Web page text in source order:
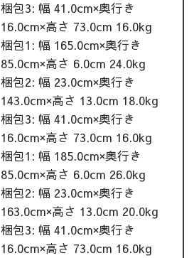
梱包3: 幅 41.0cm×奥行き
16.0cm×高さ 73.0cm 16.0kg
梱包1: 幅 165.0cm×奥行き
85.0cm×高さ 6.0cm 24.0kg
梱包2: 幅 23.0cm×奥行き
143.0cm×高さ 13.0cm 18.0kg
梱包3: 幅 41.0cm×奥行き
16.0cm×高さ 73.0cm 16.0kg
梱包1: 幅 185.0cm×奥行き
85.0cm×高さ 6.0cm 26.0kg
梱包2: 幅 23.0cm×奥行き
163.0cm×高さ 13.0cm 20.0kg
梱包3: 幅 41.0cm×奥行き
16.0cm×高さ 73.0cm 16.0kg